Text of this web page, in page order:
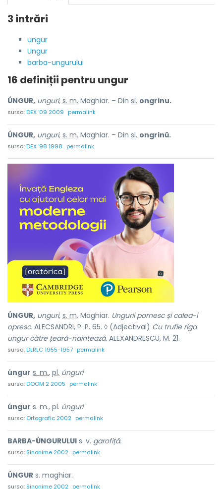
3 intrări
ungur
Ungur
barba-ungurului
16 definiții pentru ungur
ÚNGUR, unguri, s. m. Maghiar. – Din sl. ongrinu.
sursa:DEX '09 2009 permalink
ÚNGUR, unguri, s. m. Maghiar. – Din sl. ongrinŭ.
sursa:DEX '98 1998 permalink
ÚNGUR, unguri, s. m. Maghiar. Ungurii pornesc și calea-i
opresc. ALECSANDRI, P. P. 65. ◊ (Adjectival) Cu trufie riga
ungur către țeară-naintează. ALEXANDRESCU, M. 21.
sursa:DLRLC 1955-1957 permalink
úngur s. m., pl. únguri
sursa:DOOM 2 2005 permalink
úngur s. m., pl. únguri
sursa: Ortografic 2002 permalink
BARBA-ÚNGURULUI s. v. garofiță.
sursa: Sinonime 2002 permalink
ÚNGUR s. maghiar.
sursa: Sinonime 2002 permalink